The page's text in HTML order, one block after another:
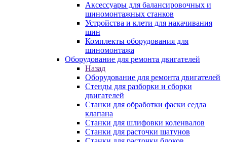
Аксессуары для балансировочных и
шиномонтажных станков
Устройства и клети для накачивания
шин
Комплекты оборудования для
шиномонтажа
Оборудование для ремонта двигателей
Назад
Оборудование для ремонта двигателей
Стенды для разборки и сборки
двигателей
Станки для обработки фаски седла
клапана
Станки для шлифовки коленвалов
Станки для расточки шатунов